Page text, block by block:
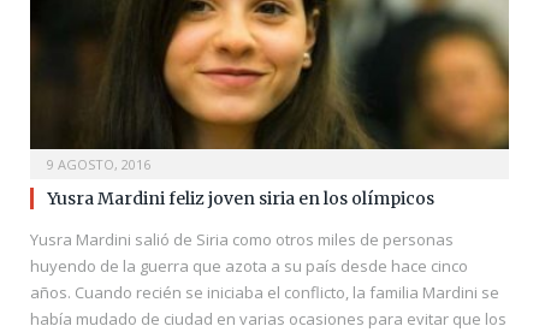
9 AGOSTO, 2016
Yusra Mardini feliz joven siria en los olímpicos
Yusra Mardini salió de Siria como otros miles de personas
huyendo de la guerra que azota a su país desde hace cinco
años. Cuando recién se iniciaba el conflicto, la familia Mardini se
había mudado de ciudad en varias ocasiones para evitar que los